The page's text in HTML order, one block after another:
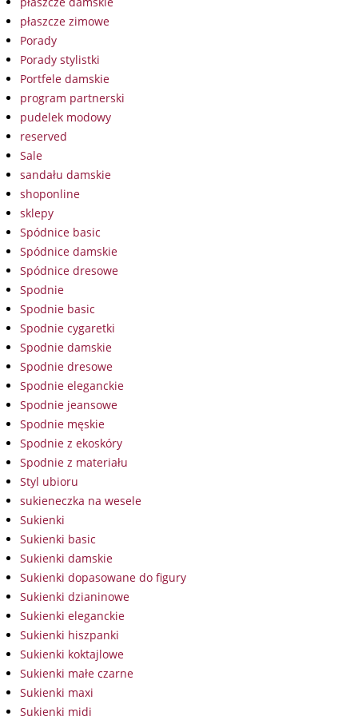
płaszcze zimowe
Porady
Porady stylistki
Portfele damskie
program partnerski
pudelek modowy
reserved
Sale
sandału damskie
shoponline
sklepy
Spódnice basic
Spódnice damskie
Spódnice dresowe
Spodnie
Spodnie basic
Spodnie cygaretki
Spodnie damskie
Spodnie dresowe
Spodnie eleganckie
Spodnie jeansowe
Spodnie męskie
Spodnie z ekoskóry
Spodnie z materiału
Styl ubioru
sukieneczka na wesele
Sukienki
Sukienki basic
Sukienki damskie
Sukienki dopasowane do figury
Sukienki dzianinowe
Sukienki eleganckie
Sukienki hiszpanki
Sukienki koktajlowe
Sukienki małe czarne
Sukienki maxi
Sukienki midi